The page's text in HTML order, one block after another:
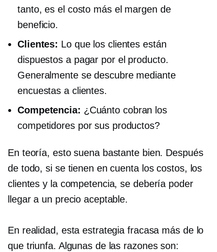
tanto, es el costo más el margen de
beneficio.
Clientes: Lo que los clientes están
dispuestos a pagar por el producto.
Generalmente se descubre mediante
encuestas a clientes.
Competencia: ¿Cuánto cobran los
competidores por sus productos?
En teoría, esto suena bastante bien. Después
de todo, si se tienen en cuenta los costos, los
clientes y la competencia, se debería poder
llegar a un precio aceptable.
En realidad, esta estrategia fracasa más de lo
que triunfa. Algunas de las razones son: